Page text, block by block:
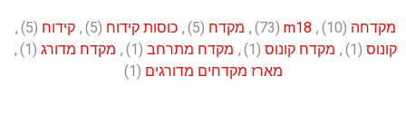
מקדחה (10)
,
m18
(73)
, מקדח (5)
, כוסות קידוח (5)
, קידוח (5)
,
קונוס (1)
, מקדח קונוס (1)
, מקדח מתרחב (1)
, מקדח מדורג (1)
,
מארז מקדחים מדורגים (1)